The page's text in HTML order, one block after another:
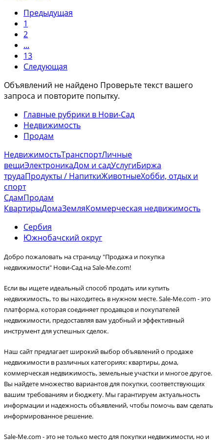
Предыдущая
1
2
...
13
Следующая
Объявлений не найдено Проверьте текст вашего
запроса и повторите попытку.
Главные рубрики в Нови-Сад
Недвижимость
Продам
НедвижимостьТранспортЛичные
вещиЭлектроникаДом и садУслугиБиржа
трудаПродукты / НапиткиЖивотныеХобби, отдых и
спорт
СдамПродам
КвартирыДомаЗемляКоммерческая недвижимость
Сербия
Южнобачский округ
Добро пожаловать на страницу "Продажа и покупка
недвижимости" Нови-Садна Sale-Me.com!
Если вы ищете идеальный способ продать или купить
недвижимость, то вы находитесь в нужном месте. Sale-Me.com - это
платформа, которая соединяет продавцов и покупателей
недвижимости, предоставляя вам удобный и эффективный
инструмент для успешных сделок.
Наш сайт предлагает широкий выбор объявлений о продаже
недвижимости в различных категориях: квартиры, дома,
коммерческая недвижимость, земельные участки и многое другое.
Вы найдете множество вариантов для покупки, соответствующих
вашим требованиям и бюджету. Мы гарантируем актуальность
информации и надежность объявлений, чтобы помочь вам сделать
информированное решение.
Sale-Me.com - это не только место для покупки недвижимости, но и